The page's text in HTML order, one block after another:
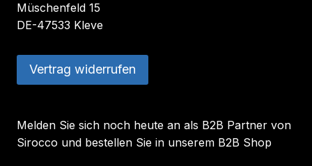
Müschenfeld 15
DE-47533 Kleve
Vertrag widerrufen
Melden Sie sich noch heute an als B2B Partner von
Sirocco und bestellen Sie in unserem B2B Shop